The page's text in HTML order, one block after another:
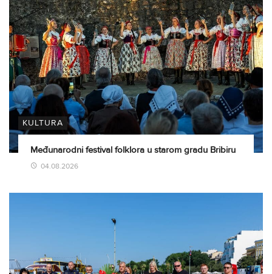
KULTURA
Međunarodni festival folklora u starom gradu Bribiru
04.08.2026